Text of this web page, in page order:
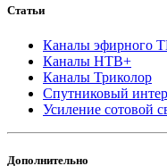
Статьи
Каналы эфирного
Каналы НТВ+
Каналы Триколор
Спутниковый
Усиление сотовой
Дополнительно